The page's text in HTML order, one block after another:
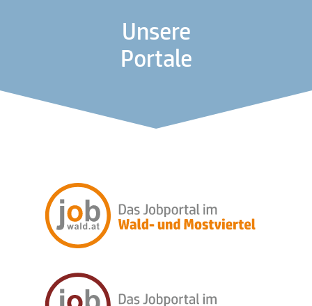
Unsere
Portale